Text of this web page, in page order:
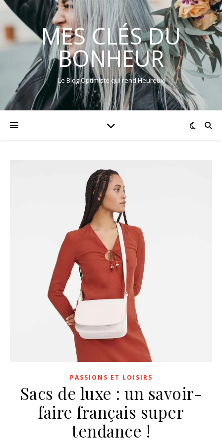
MES CLÉS DU
BONHEUR
Le Blog Optimiste qui rend Heureux
PASSIONS ET LOISIRS
Sacs de luxe : un savoir-
faire français super
tendance !